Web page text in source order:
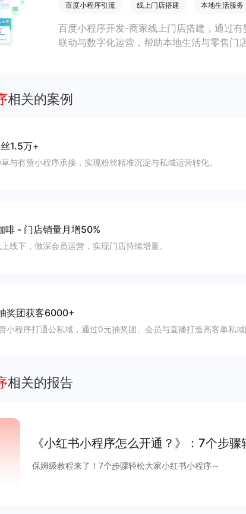
百度小程序引流 线上门店搭建 本地生活服务
百度小程序开发-商家线上门店搭建，通过
联动与数字化运营，帮助本地生活与零售门
相关的案例
1.5万+
与有赞小程序承接，实现粉丝精准沉淀与私域运营转化。
啡 - 门店销量月增50%
线下，做深会员运营，实现门店持续增量。
奖团获客6000+
小程序打通公私域，通过0元抽奖团、会员与直播打造高客单私
相关的报告
《小红书小程序怎么开通？》：7个步骤
保姆级教程来了！7个步骤轻松大家小红书小程序～